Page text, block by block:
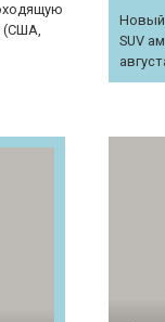
(США,
Новый
SUV